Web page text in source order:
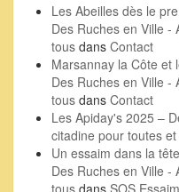
Les Abeilles dès le
Des Ruches en Ville -
tous dans Contact
Marsannay la Côte et
Des Ruches en Ville -
tous dans Contact
Les Apiday's 2025 –
citadine pour toutes
Un essaim dans la
Des Ruches en Ville -
tous dans SOS